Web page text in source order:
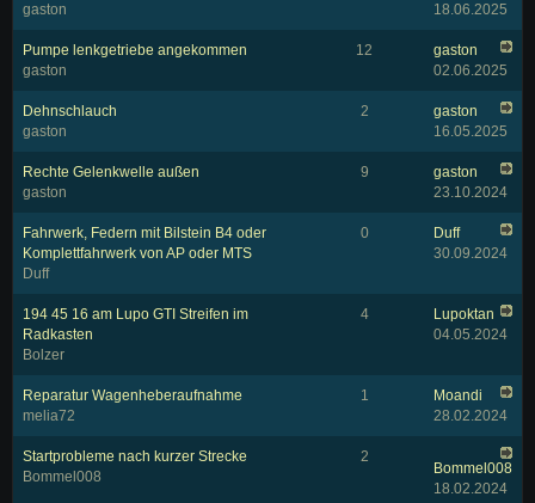
gaston
18.06.2025
Pumpe lenkgetriebe angekommen
gaston
12
gaston
02.06.2025
Dehnschlauch
gaston
2
gaston
16.05.2025
Rechte Gelenkwelle außen
gaston
9
gaston
23.10.2024
Fahrwerk, Federn mit Bilstein B4 oder
Komplettfahrwerk von AP oder MTS
Duff
0
Duff
30.09.2024
194 45 16 am Lupo GTI Streifen im
Radkasten
Bolzer
4
Lupoktan
04.05.2024
Reparatur Wagenheberaufnahme
melia72
1
Moandi
28.02.2024
Startprobleme nach kurzer Strecke
Bommel008
2
Bommel008
18.02.2024